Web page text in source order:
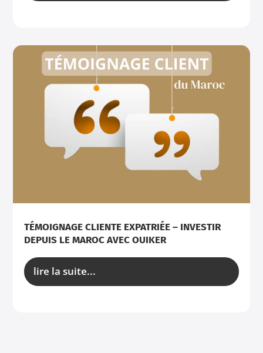
TÉMOIGNAGE CLIENTE EXPATRIÉE – INVESTIR
DEPUIS LE MAROC AVEC OUIKER
lire la suite...